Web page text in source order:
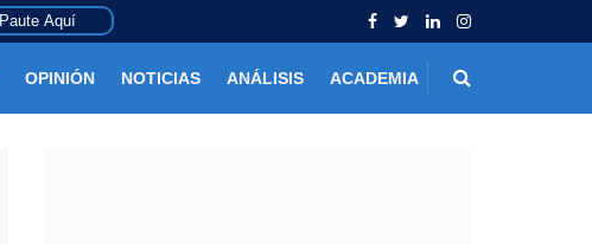
Paute Aquí
OPINIÓN NOTICIAS ANÁLISIS ACADEMIA